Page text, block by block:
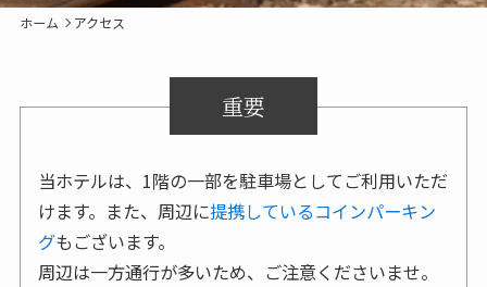
ホーム アクセス
重要
当ホテルは、1階の一部を駐車場としてご利用いただ
けます。また、周辺に提携しているコインパーキン
グもございます。
周辺は一方通行が多いため、ご注意くださいませ。